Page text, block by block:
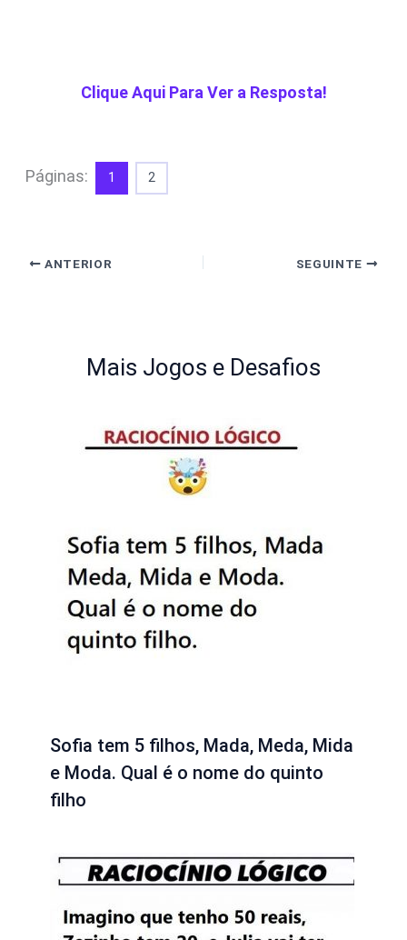
Clique Aqui Para Ver a Resposta!
Páginas: 1 2
ANTERIOR SEGUINTE
Mais Jogos e Desafios
Sofia tem 5 filhos, Mada, Meda, Mida
e Moda. Qual é o nome do quinto
filho